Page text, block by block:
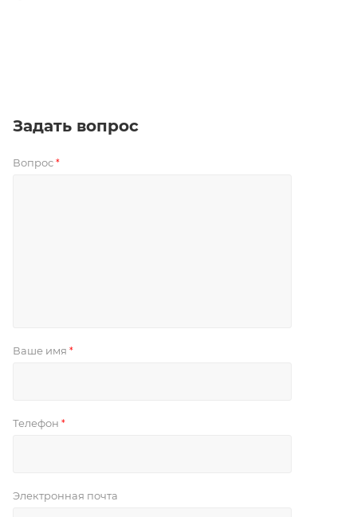
Задать вопрос
Вопрос *
Ваше имя *
Телефон *
Электронная почта